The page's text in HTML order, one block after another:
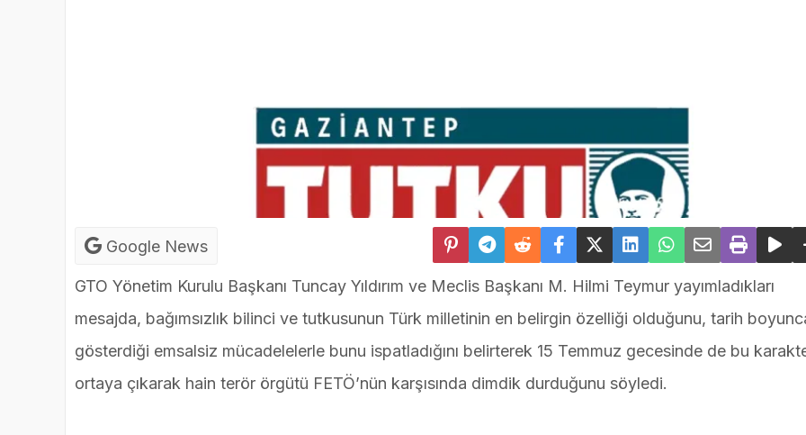
Google News
GTO Yönetim Kurulu Başkanı Tuncay Yıldırım ve Meclis Başkanı M. Hilmi Teymur yayımladıkları
mesajda, bağımsızlık bilinci ve tutkusunun Türk milletinin en belirgin özelliği olduğunu, tarih
gösterdiği emsalsiz mücadelelerle bunu ispatladığını belirterek 15 Temmuz gecesinde de bu
ortaya çıkarak hain terör örgütü FETÖ’nün karşısında dimdik durduğunu söyledi.